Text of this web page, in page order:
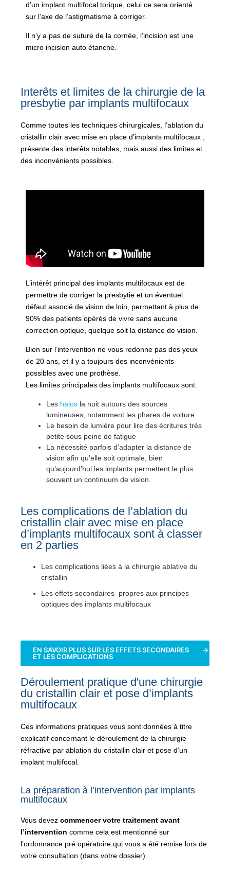
d’un implant multifocal torique, celui ce sera orienté
sur l’axe de l’astigmatisme à corriger.
Il n’y a pas de suture de la cornée, l’incision est une
micro incision auto étanche.
Interêts et limites de la chirurgie de la
presbytie par implants multifocaux
Comme toutes les techniques chirurgicales, l’ablation du
cristallin clair avec mise en place d’implants multifocaux ,
présente des interêts notables, mais aussi des limites et
des inconvénients possibles.
L’intérêt principal des implants multifocaux est de
permettre de corriger la presbytie et un éventuel
défaut associé de vision de loin, permettant à plus de
90% des patients opérés de vivre sans aucune
correction optique, quelque soit la distance de vision.
Bien sur l’intervention ne vous redonne pas des yeux
de 20 ans, et il y a toujours des inconvénients
possibles avec une prothèse.
Les limites principales des implants multifocaux sont:
Les halos la nuit autours des sources
lumineuses, notamment les phares de voiture
Le besoin de lumière pour lire des écritures très
petite sous peine de fatigue
La nécessité parfois d’adapter la distance de
vision afin qu’elle soit optimale, bien
qu’aujourd’hui les implants permettent le plus
souvent un continuum de vision.
Les complications de l’ablation du
cristallin clair avec mise en place
d’implants multifocaux sont à classer
en 2 parties
Les complications liées à la chirurgie ablative du
cristallin
Les effets secondaires propres aux principes
optiques des implants multifocaux
EN SAVOIR PLUS SUR LES EFFETS SECONDAIRES
ET LES COMPLICATIONS
Déroulement pratique d'une chirurgie
du cristallin clair et pose d’implants
multifocaux
Ces informations pratiques vous sont données à titre
explicatif concernant le déroulement de la chirurgie
réfractive par ablation du cristallin clair et pose d’un
implant multifocal.
La préparation à l’intervention par implants
multifocaux
Vous devez commencer votre traitement avant
l’intervention comme cela est mentionné sur
l’ordonnance pré opératoire qui vous a été remise lors de
votre consultation (dans votre dossier).